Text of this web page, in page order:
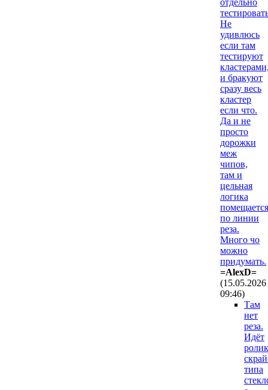
Не
удивлюсь
если там
тестируют
и бракуют
сразу весь
кластер
если что.
Да и не
просто
дорожки
меж
чипов,
там и
цельная
логика
помещается
по линии
реза.
Много чо
можно
придумать.
=AlexD=
(15.05.2026
09:46)
Там
нет
реза.
Идёт
типа